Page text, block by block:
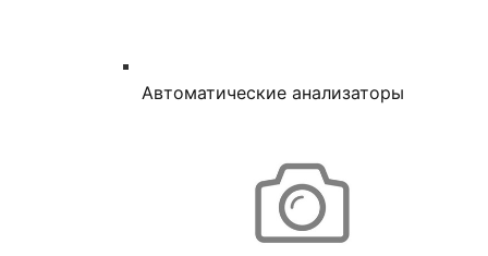
Автоматические анализаторы